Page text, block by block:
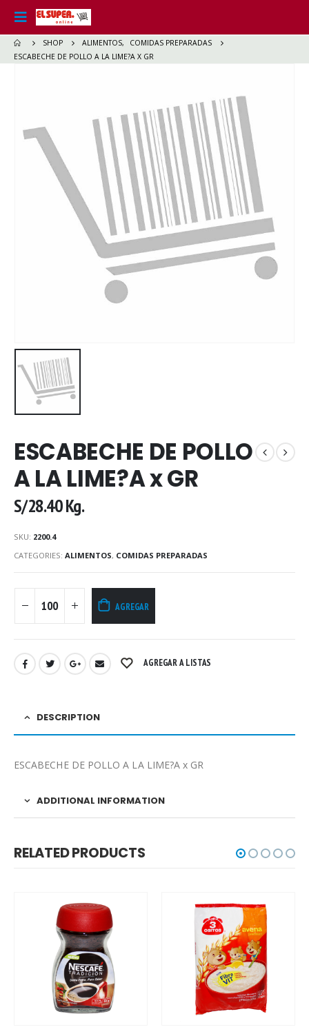
SHOP ALIMENTOS,
COMIDAS PREPARADAS
ESCABECHE DE POLLO A LA LIME?A X GR
ESCABECHE DE POLLO
A LA LIME?A x GR
S/28.40Kg.
SKU: 2200.4
CATEGORIES: ALIMENTOS, COMIDAS PREPARADAS
AGREGAR
AGREGAR A LISTAS
DESCRIPTION
ESCABECHE DE POLLO A LA LIME?A x GR
ADDITIONAL INFORMATION
RELATED PRODUCTS